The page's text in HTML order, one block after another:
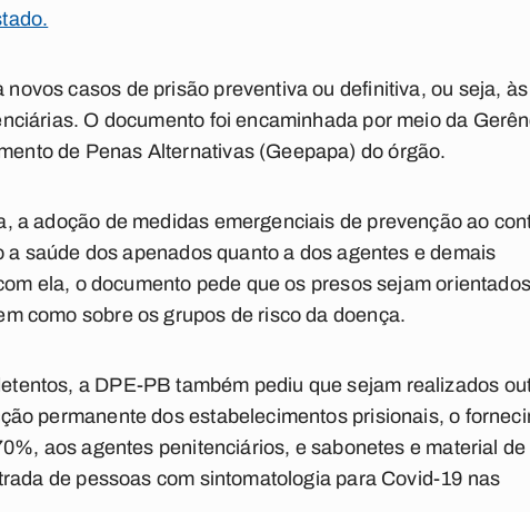
casos de prisão preventiva ou definitiva, ou seja, às
O documento foi encaminhada por meio da
de Penas Alternativas (Geepapa) do órgão.
a adoção de medidas emergenciais de prevenção ao
saúde dos apenados quanto a dos agentes e demais
ela, o documento pede que os presos sejam
como sobre os grupos de risco da doença.
a DPE-PB também pediu que sejam realizados
permanente dos estabelecimentos prisionais, o
aos agentes penitenciários, e sabonetes e material
de pessoas com sintomatologia para Covid-19 nas